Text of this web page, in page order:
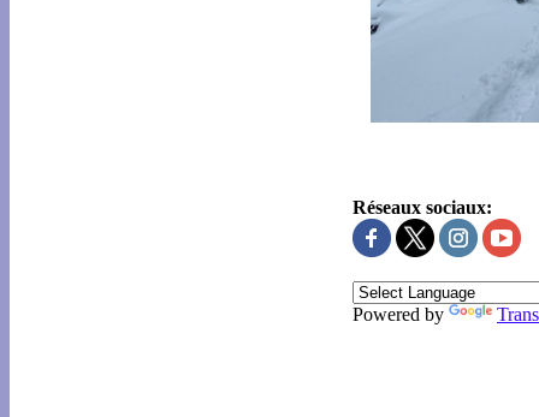
Réseaux sociaux:
Powered by